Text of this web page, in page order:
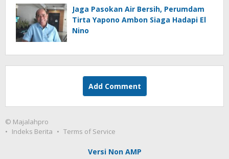
Jaga Pasokan Air Bersih, Perumdam
Tirta Yapono Ambon Siaga Hadapi El
Nino
Add Comment
© Majalahpro
Indeks Berita
Terms of Service
Versi Non AMP